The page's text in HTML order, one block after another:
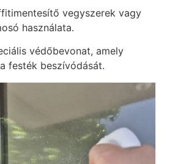
vegyszerek vagy
használata.
védőbevonat, amely
festék beszívódását.